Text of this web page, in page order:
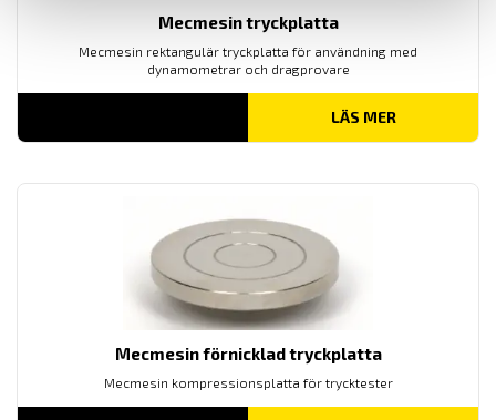
Mecmesin tryckplatta
Mecmesin rektangulär tryckplatta för användning med
dynamometrar och dragprovare
LÄS MER
Mecmesin förnicklad tryckplatta
Mecmesin kompressionsplatta för trycktester